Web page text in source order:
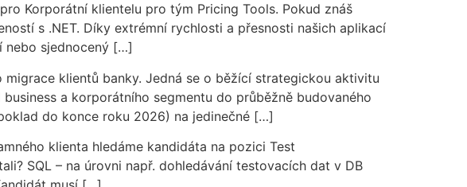
Korporátní klientelu pro tým Pricing Tools. Pokud znáš
s .NET. Díky extrémní rychlosti a přesnosti našich aplikací
nebo sjednocený […]
klientů banky. Jedná se o běžící strategickou aktivitu
a korporátního segmentu do průběžně budovaného
do konce roku 2026) na jedinečné […]
klienta hledáme kandidáta na pozici Test
SQL – na úrovni např. dohledávání testovacích dat v DB